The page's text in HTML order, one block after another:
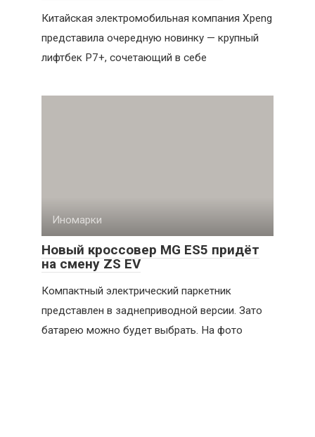
Китайская электромобильная компания Xpeng
представила очередную новинку — крупный
лифтбек P7+, сочетающий в себе
Иномарки
Новый кроссовер MG ES5 придёт
на смену ZS EV
Компактный электрический паркетник
представлен в заднеприводной версии. Зато
батарею можно будет выбрать. На фото